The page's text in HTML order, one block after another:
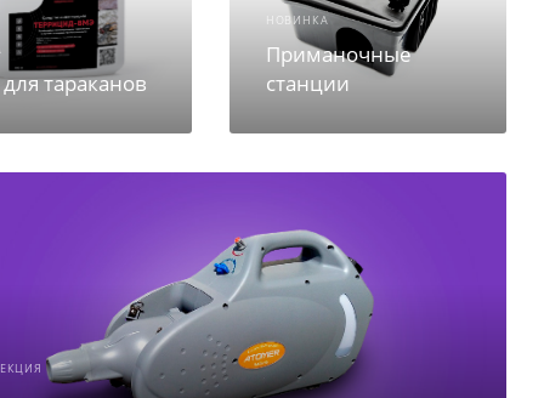
тараканов
НОВИНКА
Приманочные
станции